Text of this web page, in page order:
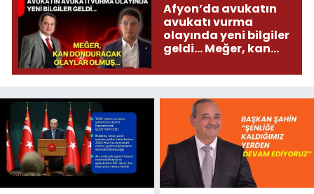
Afyon’da avukatın
avukatı vurma
olayında yeni bilgiler
geldi... Meğer, kan
olmuş...